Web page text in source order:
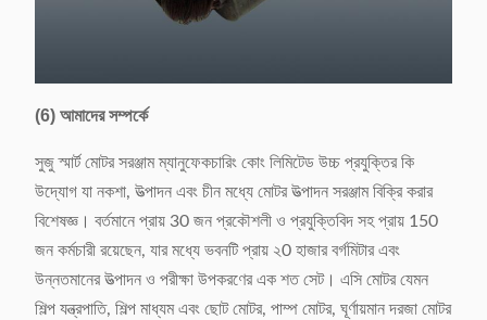
(6) আমাদের সম্পর্কে
সুজু স্মার্ট মোটর সরঞ্জাম ম্যানুফেকচারিং কোং লিমিটেড উচ্চ প্রযুক্তির কি
উদ্যোগ যা নকশা, উত্পাদন এবং চীন মধ্যে মোটর উত্পাদন সরঞ্জাম বিক্রি করার
বিশেষজ্ঞ। বর্তমানে প্রায় 30 জন প্রকৌশলী ও প্রযুক্তিবিদ সহ প্রায় 150
জন কর্মচারী রয়েছেন, যার মধ্যে ভবনটি প্রায় ২0 হাজার বর্গমিটার এবং
উন্নতমানের উত্পাদন ও পরীক্ষা উপকরণের এক শত সেট। এসি মোটর যেমন
শিল্প যন্ত্রপাতি, শিল্প মাধ্যম এবং ছোট মোটর, পাম্প মোটর, ঘূর্ণায়মান দরজা মোটর